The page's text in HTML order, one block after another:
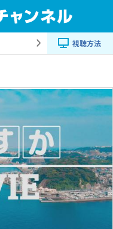
視聴方法